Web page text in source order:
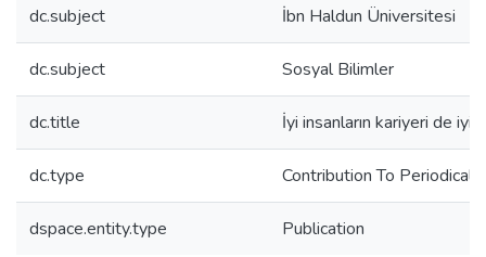
dc.subject İbn Haldun Üniversitesi
dc.subject Sosyal Bilimler
dc.title İyi insanların kariyeri de iyi
dc.type Contribution To Periodical
dspace.entity.type Publication